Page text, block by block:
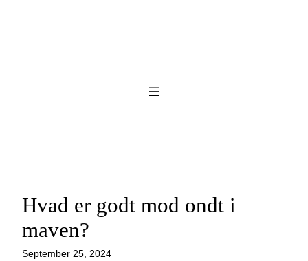
Hvad er godt mod ondt i
maven?
September 25, 2024